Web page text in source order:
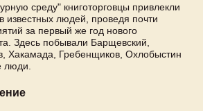
среду" книготорговцы привлекли
известных людей, проведя почти
за первый же год нового
Здесь побывали Барщевский,
Хакамада, Гребенщиков, Охлобыстин
люди.